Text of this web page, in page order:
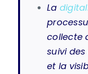
La
collecte
suivi
et la